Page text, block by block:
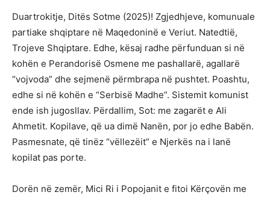
Duartrokitje, Ditës Sotme (2025)! Zgjedhjeve, komunuale
partiake shqiptare në Maqedoninë e Veriut. Natedtië,
Trojeve Shqiptare. Edhe, kësaj radhe përfunduan si në
kohën e Perandorisë Osmene me pashallarë, agallarë
“vojvoda” dhe sejmenë përmbrapa në pushtet. Poashtu,
edhe si në kohën e “Serbisë Madhe”. Sistemit komunist
ende ish jugosllav. Përdallim, Sot: me zagarët e Ali
Ahmetit. Kopilave, që ua dimë Nanën, por jo edhe Babën.
Pasmesnate, që tinëz “vëllezëit” e Njerkës na i lanë
kopilat pas porte.
Dorën në zemër, Mici Ri i Popojanit e fitoi Kërçovën me